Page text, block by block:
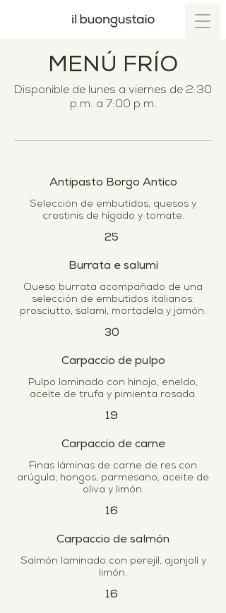
MENÚ FRÍO
Disponible de lunes a viernes de 2:30
p.m. a 7:00 p.m.
Antipasto Borgo Antico
Selección de embutidos, quesos y
25
Burrata e salumi
Queso burrata acompañado de una
selección de embutidos italianos:
30
Carpaccio de pulpo
Pulpo laminado con hinojo, eneldo,
19
Carpaccio de carne
Finas láminas de carne de res con
arúgula, hongos, parmesano, aceite de
16
Carpaccio de salmón
Salmón laminado con perejil, ajonjolí y
16